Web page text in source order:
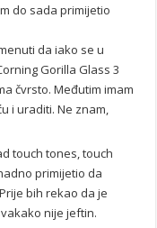
do sada primijetio
da iako se u
Gorilla Glass 3
čvrsto. Međutim imam
i uraditi. Ne znam,
touch tones, touch
primijetio da
bih rekao da je
nije jeftin.